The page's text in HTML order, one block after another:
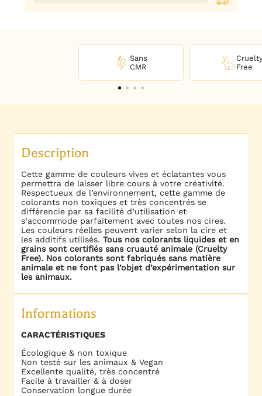
Sans
CMR
Free
Description
Cette gamme de couleurs vives et éclatantes vous
permettra de laisser libre cours à votre créativité.
Respectueux de l’environnement, cette gamme de
colorants non toxiques et très concentrés se
différencie par sa facilité d’utilisation et
s’accommode parfaitement avec toutes nos cires.
Les couleurs réelles peuvent varier selon la cire et
les additifs utilisés.Tous nos colorants liquides et en
grains sont certifiés sans cruauté animale (Cruelty
Free). Nos colorants sont fabriqués sans matière
animale et ne font pas l’objet d’expérimentation sur
les animaux.
Informations
CARACTÉRISTIQUES
Écologique & non toxique
Non testé sur les animaux & Vegan
Excellente qualité, très concentré
Facile à travailler & à doser
Conservation longue durée